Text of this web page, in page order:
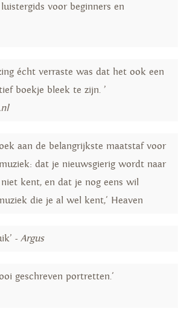
luistergids voor beginners en
écht verraste was dat het ook een
boekje bleek te zijn. ’
aan de belangrijkste maatstaf voor
dat je nieuwsgierig wordt naar
kent, en dat je nog eens wil
die je al wel kent,' Heaven
- Argus
geschreven portretten.'